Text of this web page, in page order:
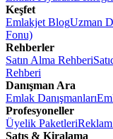
Keşfet
Emlakjet BlogUzman
Fonu)
Rehberler
Satın Alma Rehberi
Rehberi
Danışman Ara
Emlak Danışmanları
Profesyoneller
Üyelik Paketleri
Satış & Kiralama